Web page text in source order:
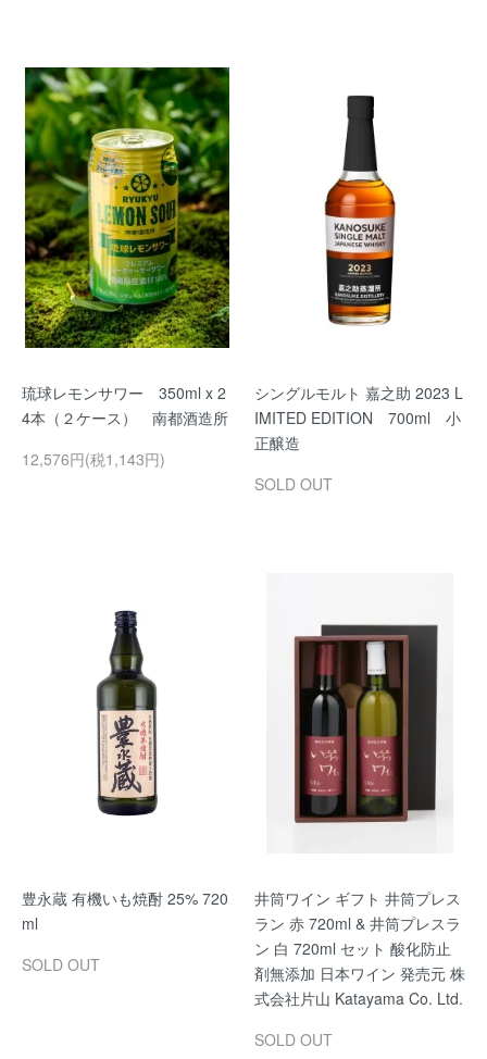
琉球レモンサワー 350ml x 2
4本（２ケース） 南都酒造所
12,576円(税1,143円)
シングルモルト 嘉之助 2023 L
IMITED EDITION 700ml 小
正醸造
SOLD OUT
豊永蔵 有機いも焼酎 25% 720
ml
SOLD OUT
井筒ワイン ギフト 井筒プレス
ラン 赤 720ml & 井筒プレスラ
ン 白 720ml セット 酸化防止
剤無添加 日本ワイン 発売元 株
式会社片山 Katayama Co. Ltd.
SOLD OUT